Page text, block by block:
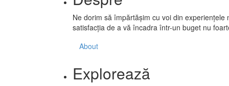
Ne dorim să împărtășim cu voi din
satisfacția de a vă încadra într-un buget nu
About
Explorează